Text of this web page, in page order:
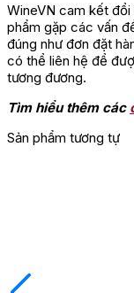
WineVN cam kết
phẩm gặp các vấn
đúng như đơn đặt
có thể liên hệ để
tương đương.
Tìm hiểu thêm các
Sản phẩm tương tự